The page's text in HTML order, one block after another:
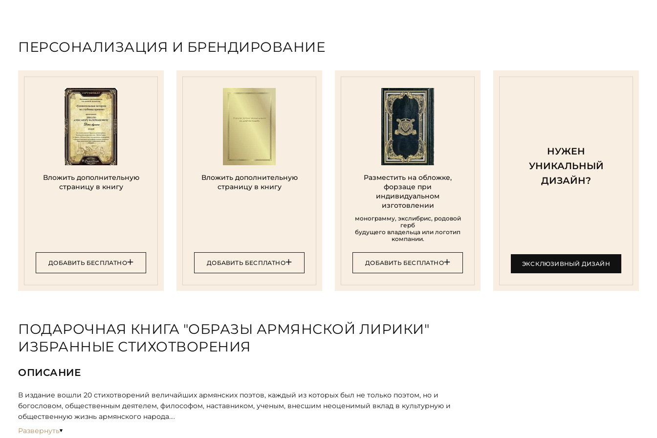
ПЕРСОНАЛИЗАЦИЯ И БРЕНДИРОВАНИЕ
Вложить дополнительную
страницу в книгу
ДОБАВИТЬ БЕСПЛАТНО
Вложить дополнительную
страницу в книгу
ДОБАВИТЬ БЕСПЛАТНО
Разместить на обложке,
форзаце при
индивидуальном
изготовлении
монограмму, экслибрис, родовой
герб
будущего владельца или логотип
компании.
ДОБАВИТЬ БЕСПЛАТНО
НУЖЕН
УНИКАЛЬНЫЙ
ДИЗАЙН?
ЭКСКЛЮЗИВНЫЙ ДИЗАЙН
ПОДАРОЧНАЯ КНИГА "ОБРАЗЫ АРМЯНСКОЙ ЛИРИКИ"
ИЗБРАННЫЕ СТИХОТВОРЕНИЯ
ОПИСАНИЕ
В издание вошли 20 стихотворений величайших армянских поэтов, каждый из которых был не только поэтом, но и
богословом, общественным деятелем, философом, наставником, ученым, внесшим неоценимый вклад в культурную и
общественную жизнь армянского народа.
Развернуть